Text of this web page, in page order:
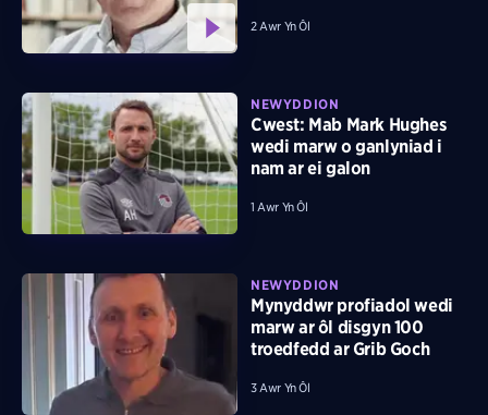
2 Awr Yn Ôl
NEWYDDION
Cwest: Mab Mark Hughes
wedi marw o ganlyniad i
nam ar ei galon
1 Awr Yn Ôl
NEWYDDION
Mynyddwr profiadol wedi
marw ar ôl disgyn 100
troedfedd ar Grib Goch
3 Awr Yn Ôl